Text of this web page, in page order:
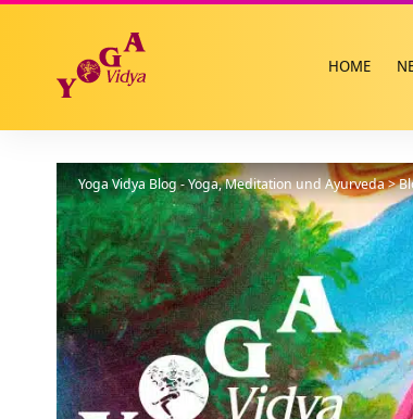
HOME
Yoga Vidya Blog - Yoga, Meditation und Ayurveda>